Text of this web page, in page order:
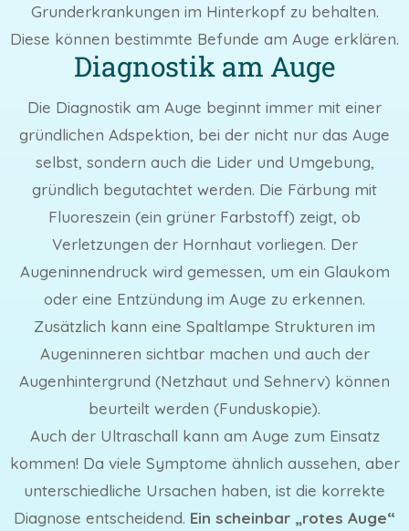
Grunderkrankungen im Hinterkopf zu behalten.
Diese können bestimmte Befunde am Auge erklären.
Diagnostik am Auge
Die Diagnostik am Auge beginnt immer mit einer
gründlichen Adspektion, bei der nicht nur das Auge
selbst, sondern auch die Lider und Umgebung,
gründlich begutachtet werden. Die Färbung mit
Fluoreszein (ein grüner Farbstoff) zeigt, ob
Verletzungen der Hornhaut vorliegen. Der
Augeninnendruck wird gemessen, um ein Glaukom
oder eine Entzündung im Auge zu erkennen.
Zusätzlich kann eine Spaltlampe Strukturen im
Augeninneren sichtbar machen und auch der
Augenhintergrund (Netzhaut und Sehnerv) können
beurteilt werden (Funduskopie).
Auch der Ultraschall kann am Auge zum Einsatz
kommen! Da viele Symptome ähnlich aussehen, aber
unterschiedliche Ursachen haben, ist die korrekte
Diagnose entscheidend. Ein scheinbar „rotes Auge“